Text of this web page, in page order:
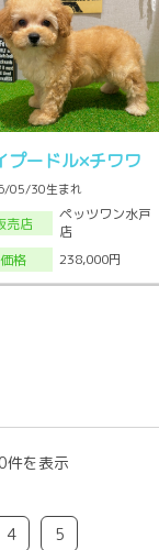
プードル×チワワ
05/30生まれ
売店
ペッツワン水戸
店
価格
238,000円
を表示
4 5